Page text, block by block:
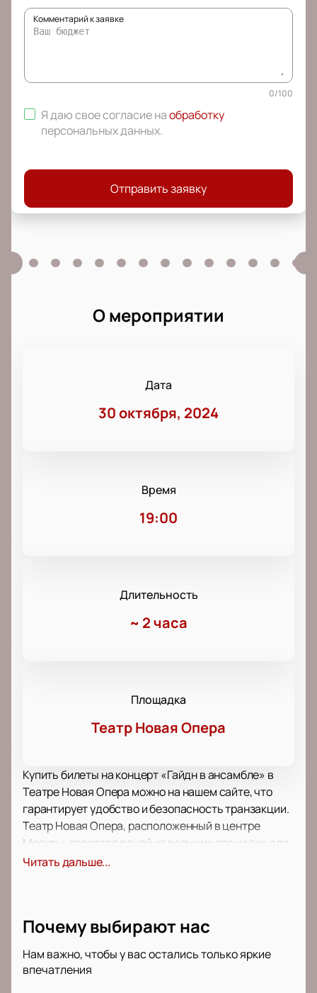
Комментарий к заявке
0/100
Я даю свое согласие наобработку
персональных данных.
Отправить заявку
О мероприятии
Дата
30 октября, 2024
Время
19:00
Длительность
~ 2 часа
Площадка
Театр Новая Опера
Купить билеты на концерт «Гайдн в ансамбле» в
Театре Новая Опера можно на нашем сайте, что
гарантирует удобство и безопасность транзакции.
Театр Новая Опера, расположенный в центре
Москвы, является одной из ведущих площадок для
проведения музыкальных мероприятий. Зал
комфортным.
формате, где зрители будут размещены на сцене
вместе с артистами. Это позволит создать особую
Читать дальше...
Почему выбирают нас
Нам важно, чтобы у вас остались только яркие
впечатления